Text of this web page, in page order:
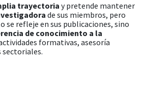
trayectoria y pretende mantener
de sus miembros, pero
se refleje en sus publicaciones, sino
de conocimiento a la
formativas, asesoría
sectoriales.